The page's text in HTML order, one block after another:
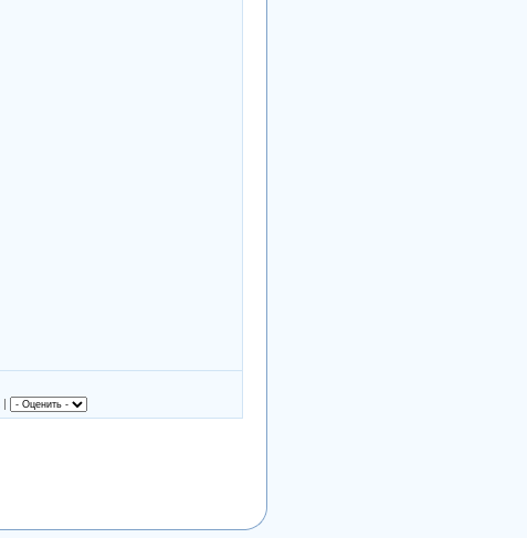
|